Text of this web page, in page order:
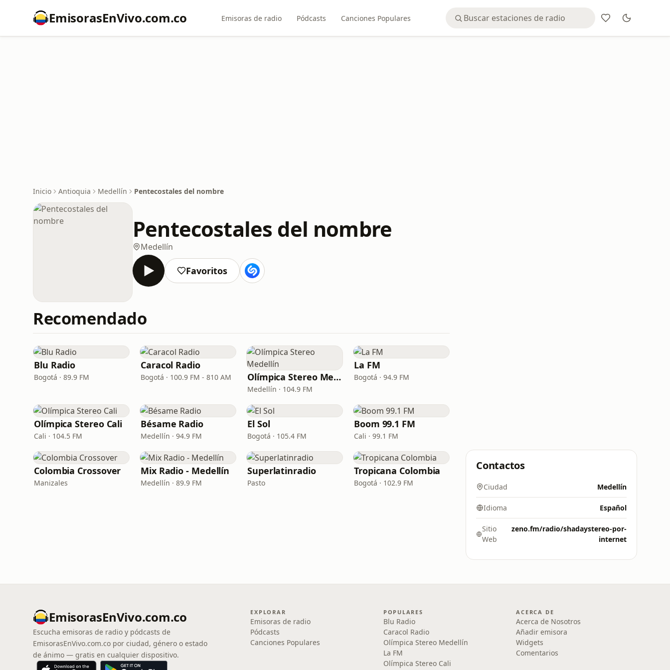
EmisorasEnVivo.com.co Emisoras de radio Pódcasts Canciones Populares
Inicio Antioquia Medellín Pentecostales del nombre
Pentecostales del nombre
Medellín
Favoritos
Recomendado
Blu Radio
Bogotá · 89.9 FM
Caracol Radio
Bogotá · 100.9 FM - 810 AM Olímpica Stereo Medellín
Medellín · 104.9 FM
La FM
Bogotá · 94.9 FM
Olímpica Stereo Cali
Cali · 104.5 FM
Bésame Radio
Medellín · 94.9 FM
El Sol
Bogotá · 105.4 FM
Boom 99.1 FM
Cali · 99.1 FM
Colombia Crossover
Manizales
Mix Radio - Medellín
Medellín · 89.9 FM
Superlatinradio
Pasto
Tropicana Colombia
Bogotá · 102.9 FM
Contactos
Ciudad Medellín
Idioma Español
Sitio
Web
zeno.fm/radio/shadaystereo-por-
internet
EmisorasEnVivo.com.co
Escucha emisoras de radio y pódcasts de
EmisorasEnVivo.com.co por ciudad, género o estado
de ánimo — gratis en cualquier dispositivo.
EXPLORAR
Emisoras de radio
Pódcasts
Canciones Populares
POPULARES
Blu Radio
Caracol Radio
Olímpica Stereo Medellín
La FM
Olímpica Stereo Cali
ACERCA DE
Acerca de Nosotros
Añadir emisora
Widgets
Comentarios